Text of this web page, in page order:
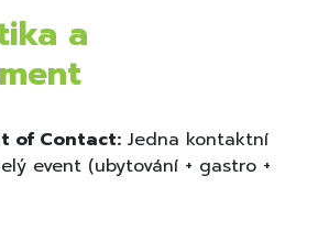
a
of Contact: Jedna kontaktní
event (ubytování + gastro +